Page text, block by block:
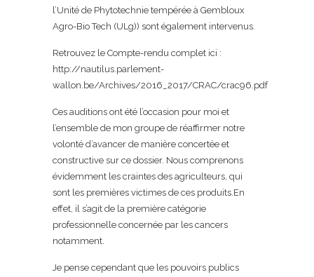
l’Unité de Phytotechnie tempérée à Gembloux
Agro-Bio Tech (ULg)) sont également intervenus.
Retrouvez le Compte-rendu complet ici :
http://nautilus.parlement-
wallon.be/Archives/2016_2017/CRAC/crac96.pdf
Ces auditions ont été l’occasion pour moi et
l’ensemble de mon groupe de réaffirmer notre
volonté d’avancer de manière concertée et
constructive sur ce dossier. Nous comprenons
évidemment les craintes des agriculteurs, qui
sont les premières victimes de ces produits.En
effet, il s’agit de la première catégorie
professionnelle concernée par les cancers
notamment.
Je pense cependant que les pouvoirs publics